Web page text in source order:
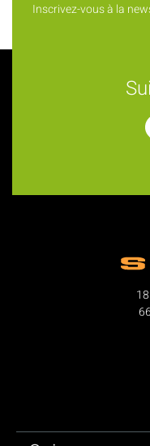
Inscrivez-vous à la